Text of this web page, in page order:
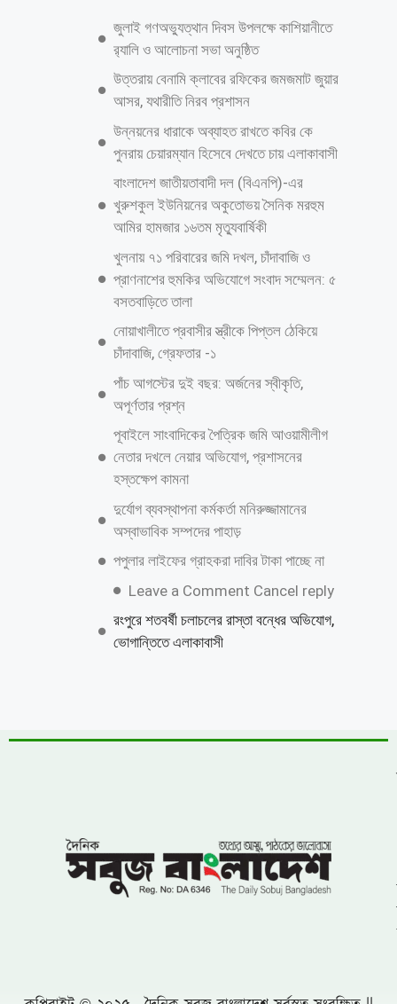
জুলাই গণঅভ্যুত্থান দিবস উপলক্ষে কাশিয়ানীতে
র‍্যালি ও আলোচনা সভা অনুষ্ঠিত
উত্তরায় বেনামি ক্লাবের রফিকের জমজমাট জুয়ার
আসর, যথারীতি নিরব প্রশাসন
উন্নয়নের ধারাকে অব্যাহত রাখতে কবির কে
পুনরায় চেয়ারম্যান হিসেবে দেখতে চায় এলাকাবাসী
বাংলাদেশ জাতীয়তাবাদী দল (বিএনপি)-এর
খুরুশকুল ইউনিয়নের অকুতোভয় সৈনিক মরহুম
আমির হামজার ১৬তম মৃত্যুবার্ষিকী
খুলনায় ৭১ পরিবারের জমি দখল, চাঁদাবাজি ও
প্রাণনাশের হুমকির অভিযোগে সংবাদ সম্মেলন: ৫
বসতবাড়িতে তালা
নোয়াখালীতে প্রবাসীর স্ত্রীকে পিপ্তল ঠেকিয়ে
চাঁদাবাজি, গ্রেফতার -১
পাঁচ আগস্টের দুই বছর: অর্জনের স্বীকৃতি,
অপূর্ণতার প্রশ্ন
পূবাইলে সাংবাদিকের পৈত্রিক জমি আওয়ামীলীগ
নেতার দখলে নেয়ার অভিযোগ, প্রশাসনের
হস্তক্ষেপ কামনা
দুর্যোগ ব্যবস্থাপনা কর্মকর্তা মনিরুজ্জামানের
অস্বাভাবিক সম্পদের পাহাড়
পপুলার লাইফের গ্রাহকরা দাবির টাকা পাচ্ছে না
Leave a Comment Cancel reply
রংপুরে শতবর্ষী চলাচলের রাস্তা বন্ধের অভিযোগ,
ভোগান্তিতে এলাকাবাসী